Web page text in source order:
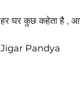
हर घर कुछ कहेता है ,
Jigar Pandya